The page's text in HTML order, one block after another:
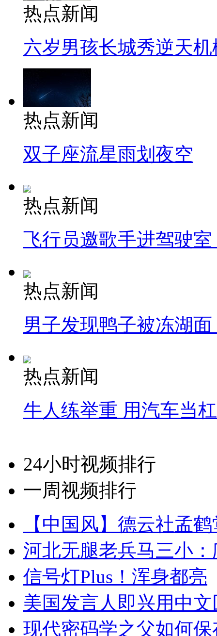
热点新闻
六岁男孩长城秀逆天机
热点新闻
双子座流星雨划夜空
热点新闻
飞行员邀歌手进驾驶
热点新闻
男子发现鸭子被冻湖
热点新闻
牛人练举重 用汽车当
24小时视频排行
一周视频排行
【中国风】德云社孟
河北无腿老兵马三小
信号灯Plus！浑身都亮
美国发言人即兴用中
现代密码学之父如何